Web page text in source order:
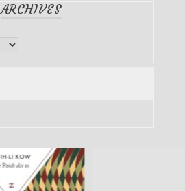
ARCHIVES